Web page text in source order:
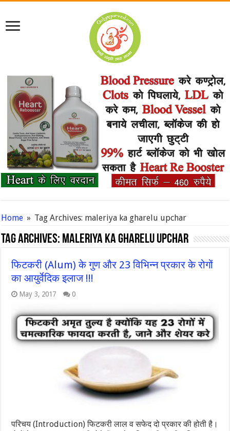
Home » Tag Archives: maleriya ka gharelu upchar
Tag Archives: maleriya ka gharelu upchar
फिटकरी (Alum) के गुण और 23 विभिन्न प्रकार के रोगों
का आयुर्वेदिक इलाज !!!
May 3, 2017 0
परिचय (Introduction) फिटकरी लाल व सफेद दो प्रकार की होती है।